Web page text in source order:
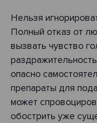
Нельзя
Полный отказ от
вызвать чувство
опасно
препараты для
может
обострить уже